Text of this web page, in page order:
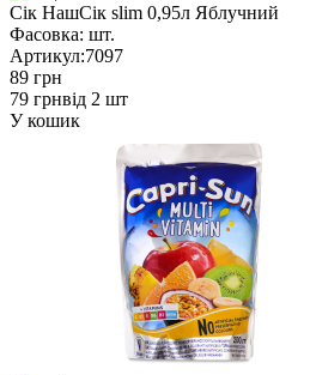
Сік НашСік slim 0,95л Яблучний
Фасовка: шт.
Артикул:7097
89 грн
79 грнвід 2 шт
У кошик